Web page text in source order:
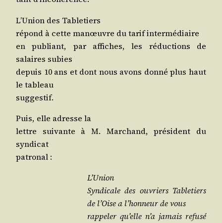
L’U­nion des Tabletiers
répond à cette manœuvre du tarif intermédiaire
en publiant, par affiches, les réduc­tions de
salaires subies
depuis 10 ans et dont nous avons don­né plus haut
le tableau
suggestif.
Puis, elle adresse la
lettre sui­vante à M. Mar­chand, pré­sident du
syndicat
patronal :
L’Union
Syn­di­cale des ouvriers Table­tiers
de l’Oise a l’hon­neur de vous
rap­pe­ler qu’elle n’a jamais refu­sé